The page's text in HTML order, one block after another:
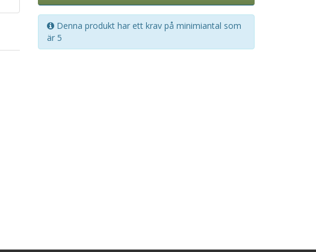
Denna produkt har ett krav på minimiantal som
är 5